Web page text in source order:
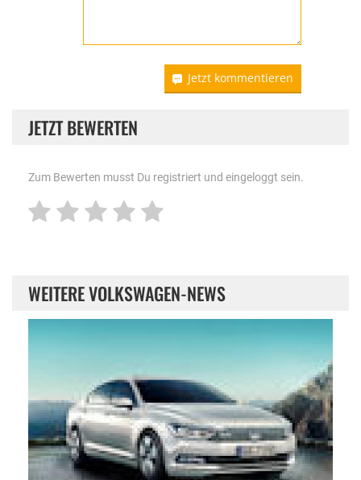
Jetzt kommentieren
JETZT BEWERTEN
Zum Bewerten musst Du registriert und eingeloggt sein.
WEITERE VOLKSWAGEN-NEWS